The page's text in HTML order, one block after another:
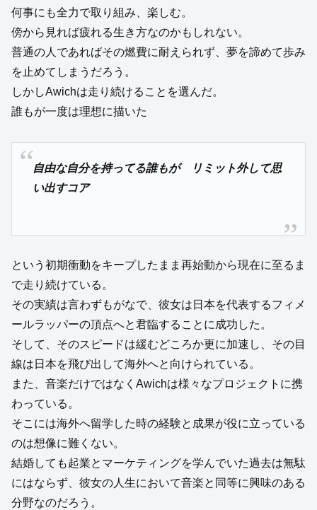
何事にも全力で取り組み、楽しむ。
傍から見れば疲れる生き方なのかもしれない。
普通の人であればその燃費に耐えられず、夢を諦めて歩み
を止めてしまうだろう。
しかしAwichは走り続けることを選んだ。
誰もが一度は理想に描いた
自由な自分を持ってる誰もが リミット外して思
い出すコア
という初期衝動をキープしたまま再始動から現在に至るま
で走り続けている。
その実績は言わずもがなで、彼女は日本を代表するフィメ
ールラッパーの頂点へと君臨することに成功した。
そして、そのスピードは緩むどころか更に加速し、その目
線は日本を飛び出して海外へと向けられている。
また、音楽だけではなくAwichは様々なプロジェクトに携
わっている。
そこには海外へ留学した時の経験と成果が役に立っている
のは想像に難くない。
結婚しても起業とマーケティングを学んでいた過去は無駄
にはならず、彼女の人生において音楽と同等に興味のある
分野なのだろう。